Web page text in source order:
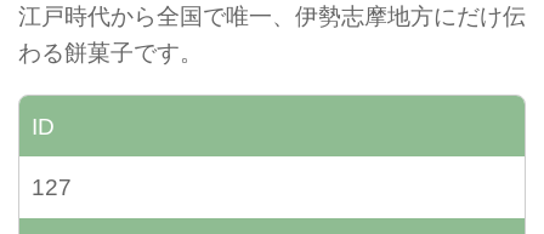
江戸時代から全国で唯一、伊勢志摩地方にだけ伝
わる餅菓子です。
ID
127